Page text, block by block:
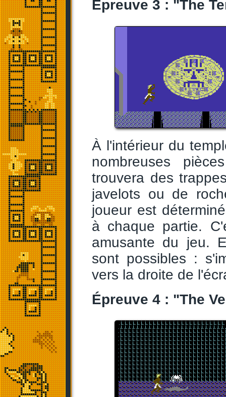
Épreuve 3 : "The
À l'intérieur du
nombreuses
trouvera des
javelots ou de
joueur est
à chaque partie.
amusante du jeu.
sont possibles :
vers la droite de
Épreuve 4 : "The